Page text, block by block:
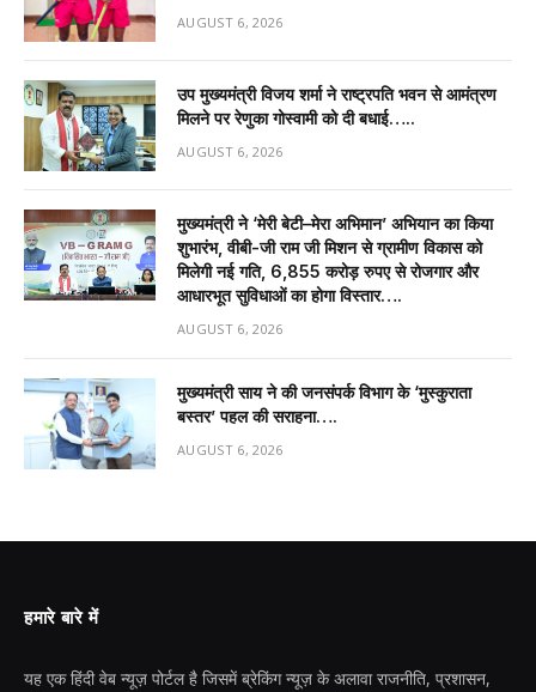
AUGUST 6, 2026
उप मुख्यमंत्री विजय शर्मा ने राष्ट्रपति भवन से आमंत्रण
मिलने पर रेणुका गोस्वामी को दी बधाई…..
AUGUST 6, 2026
मुख्यमंत्री ने ‘मेरी बेटी–मेरा अभिमान’ अभियान का किया
शुभारंभ, वीबी-जी राम जी मिशन से ग्रामीण विकास को
मिलेगी नई गति, 6,855 करोड़ रुपए से रोजगार और
आधारभूत सुविधाओं का होगा विस्तार….
AUGUST 6, 2026
मुख्यमंत्री साय ने की जनसंपर्क विभाग के ‘मुस्कुराता
बस्तर’ पहल की सराहना….
AUGUST 6, 2026
हमारे बारे में
यह एक हिंदी वेब न्यूज़ पोर्टल है जिसमें ब्रेकिंग न्यूज़ के अलावा राजनीति, प्रशासन,